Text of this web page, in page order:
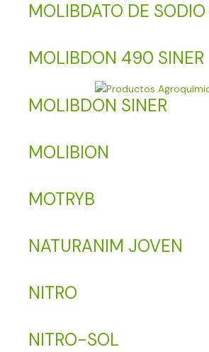
MOLIBDATO DE SODIO
MOLIBDON 490 SINER
MOLIBDON SINER
MOLIBION
MOTRYB
NATURANIM JOVEN
NITRO
NITRO-SOL